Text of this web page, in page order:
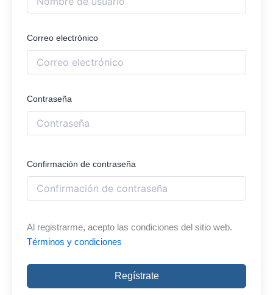
Correo electrónico
Contraseña
Confirmación de contraseña
Al registrarme, acepto las condiciones del sitio web.
Términos y condiciones
Regístrate